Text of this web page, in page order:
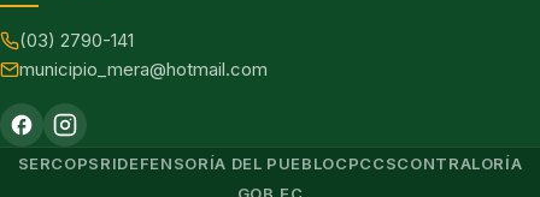
(03) 2790-141
municipio_mera@hotmail.com
SERCOPSRIDEFENSORÍA DEL PUEBLOCPCCSCONTRALORÍA